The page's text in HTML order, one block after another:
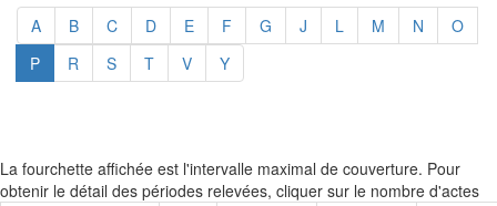
A B C D E F G J L M N
O
P(current)
R S T V Y
La fourchette affichée est l'intervalle maximal de couverture. Pour
obtenir le détail des périodes relevées, cliquer sur le nombre d'actes